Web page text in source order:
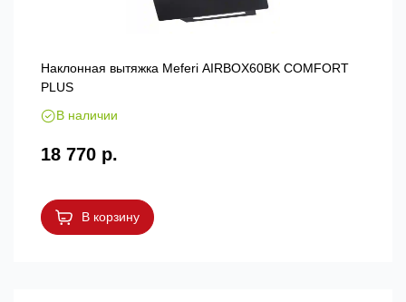
Наклонная вытяжка Meferi AIRBOX60BK COMFORT
PLUS
В наличии
18 770 р.
В корзину